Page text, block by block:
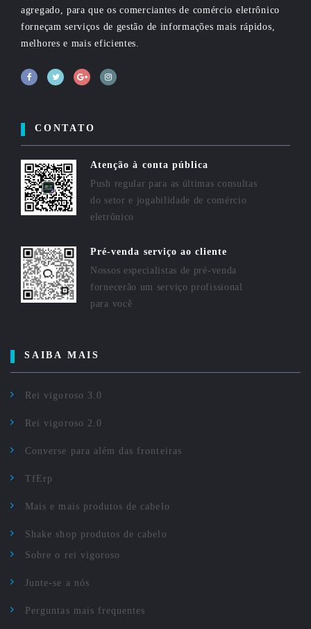
agregado, para que os comerciantes de comércio eletrônico
forneçam serviços de gestão de informações mais rápidos,
melhores e mais eficientes.
CONTATO
Atenção à conta pública
Push regular para as últimas consultas
do setor e jogabilidade de comércio
eletrônico
Pré-venda serviço ao cliente
Nossos especialistas de pré-venda
fornecerão um serviço profissional
para você
SAIBA MAIS
Rei vigoroso 3.0
Rei vigoroso 2.0
Converse para além das fronteiras
TfErp
Mais e mais produtos de cabelo
Shake shop produtos de cabelo
Sobre o rei vigoroso
Junte-se a nós
Perguntas mais frequentes